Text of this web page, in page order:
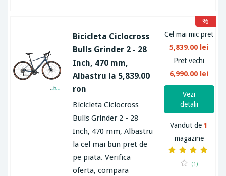
Bicicleta Ciclocross
Bulls Grinder 2 - 28
Inch, 470 mm,
Albastru la 5,839.00
ron
Bicicleta Ciclocross
Bulls Grinder 2 - 28
Inch, 470 mm, Albastru
la cel mai bun pret de
pe piata. Verifica
oferta, compara
Cel mai mic pret
5,839.00 lei
Pret vechi
6,990.00 lei
%
Vezi
detalii
Vandut de1
magazine
(1)